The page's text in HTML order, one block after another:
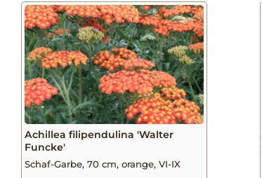
Achillea filipendulina 'Walter
Funcke'
Schaf-Garbe, 70 cm, orange, VI-IX